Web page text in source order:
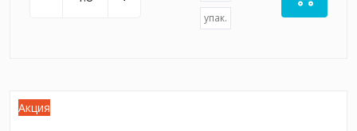
упак.
Акция